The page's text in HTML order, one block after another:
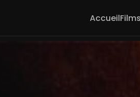
AccueilFilms